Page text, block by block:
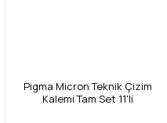
Pigma Micron Teknik Çizim
Kalemi Tam Set 11'li